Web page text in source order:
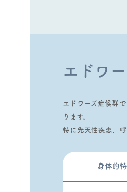
エドワ
エドワーズ症候群
ります。
特に先天性疾患、
⾝体的